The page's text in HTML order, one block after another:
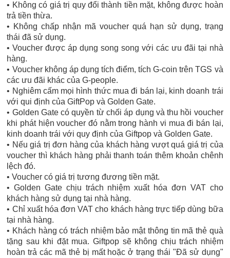
• Không có giá trị quy đổi thành tiền mặt, không được hoàn
trả tiền thừa.
• Không chấp nhận mã voucher quá hạn sử dụng, trạng
thái đã sử dụng.
• Voucher được áp dụng song song với các ưu đãi tại nhà
hàng.
• Voucher không áp dụng tích điểm, tích G-coin trên TGS và
các ưu đãi khác của G-people.
• Nghiêm cấm mọi hình thức mua đi bán lại, kinh doanh trái
với qui định của GiftPop và Golden Gate.
• Golden Gate có quyền từ chối áp dụng và thu hồi voucher
khi phát hiện voucher đó nằm trong hành vi mua đi bán lại,
kinh doanh trái với quy định của Giftpop và Golden Gate.
• Nếu giá trị đơn hàng của khách hàng vượt quá giá trị của
voucher thì khách hàng phải thanh toán thêm khoản chênh
lệch đó.
• Voucher có giá trị tương đương tiền mặt.
• Golden Gate chịu trách nhiệm xuất hóa đơn VAT cho
khách hàng sử dụng tại nhà hàng.
• Chỉ xuất hóa đơn VAT cho khách hàng trực tiếp dùng bữa
tại nhà hàng.
• Khách hàng có trách nhiệm bảo mật thông tin mã thẻ quà
tặng sau khi đặt mua. Giftpop sẽ không chịu trách nhiệm
hoàn trả các mã thẻ bị mất hoặc ở trạng thái "Đã sử dụng"